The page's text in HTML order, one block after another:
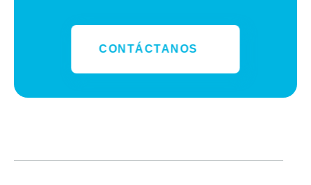
CONTÁCTANOS